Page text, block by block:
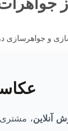
آنلاین، مشتری